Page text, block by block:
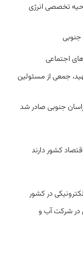
تخصصی انرژی
اجتماعی
جمعی از مسئولین
جنوبی صادر شد
کشور دارند
در کشور
در شرکت آب و